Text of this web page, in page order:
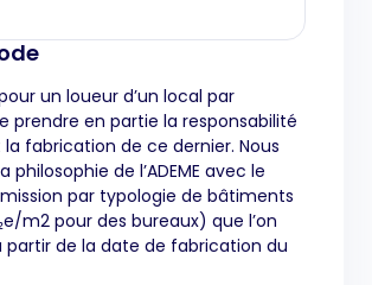
un loueur d’un local par
prendre en partie la responsabilité
la fabrication de ce dernier. Nous
philosophie de l’ADEME avec le
par typologie de bâtiments
m2 pour des bureaux) que l’on
partir de la date de fabrication du